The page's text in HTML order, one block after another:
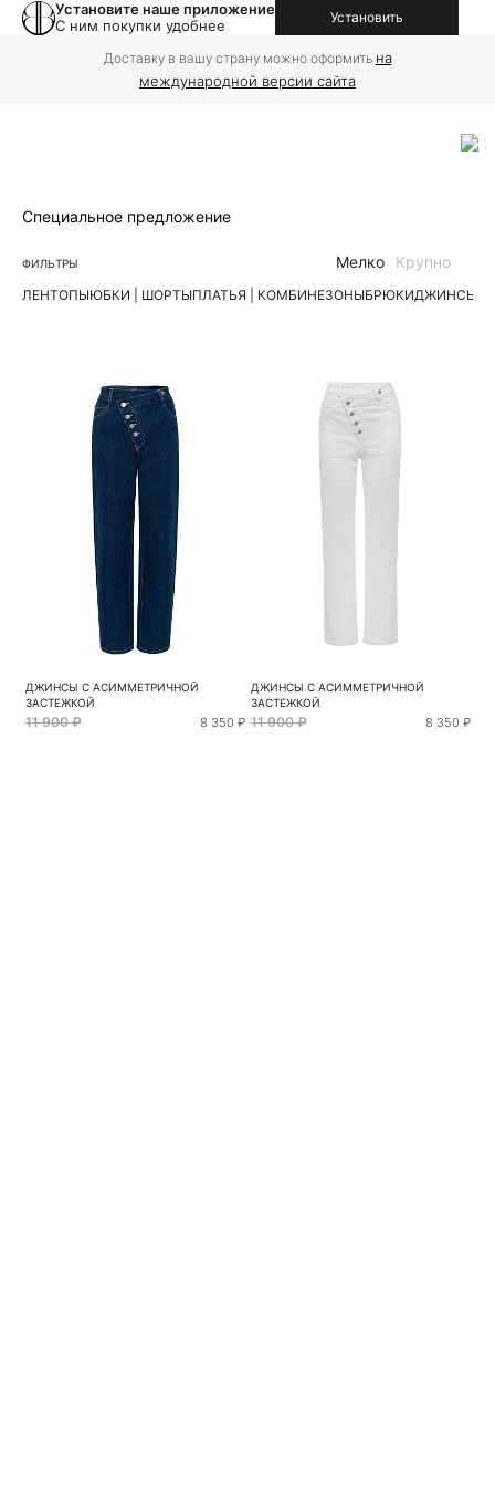
Установите наше приложение
С ним покупки удобнее
Установить
Доставку в вашу страну можно оформить на
международной версии сайта
Специальное предложение
ФИЛЬТРЫ
ЛЕНТОПЫЮБКИ | ШОРТЫПЛАТЬЯ | КОМБИНЕЗОНЫБРЮКИДЖИНСЫ
Мелко Крупно
ДЖИНСЫ С АСИММЕТРИЧНОЙ
ЗАСТЕЖКОЙ
11 900 ₽ 8 350 ₽
ДЖИНСЫ С АСИММЕТРИЧНОЙ
ЗАСТЕЖКОЙ
11 900 ₽ 8 350 ₽